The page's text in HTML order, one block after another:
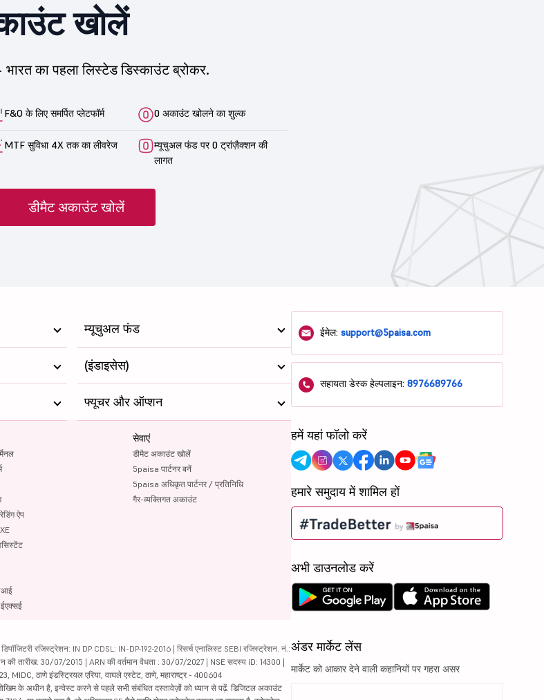
खोलें
भारत का पहला लिस्टेड डिस्काउंट ब्रोकर.
F&O के लिए समर्पित प्लेटफॉर्म 0 अकाउंट खोलने का शुल्क
MTF सुविधा 4X तक का लीवरेज
म्यूचुअल फंड पर 0 ट्रांज़ैक्शन की
लागत
डीमैट अकाउंट खोलें
म्यूचुअल फंड
(इंडाइसेस)
ऐप
ईएक्सई
सेवाएं
डीमैट अकाउंट खोलें
5paisa पार्टनर बनें
5paisa अधिकृत पार्टनर / प्रतिनिधि
गैर-व्यक्तिगत अकाउंट
फ्यूचर और ऑप्शन
रजिस्ट्रेशन: IN DP CDSL: IN-DP-192-2016 | रिसर्च एनालिस्ट SEBI रजिस्ट्रेशन. नं.:
तारीख: 30/07/2015 | ARN की वर्तमान वैधता : 30/07/2027 | NSE सदस्य ID: 14300 |
ठाणे इंडस्ट्रियल एरिया, वाघले एस्टेट, ठाणे, महाराष्ट्र - 400604
के अधीन है, इन्वेस्ट करने से पहले सभी संबंधित दस्तावेज़ों को ध्यान से पढ़ें. डिजिटल अकाउंट
ईमेल:support@5paisa.com
सहायता डेस्क हेल्पलाइन:8976689766
हमें यहां फॉलो करें
हमारे समुदाय में शामिल हों
अभी डाउनलोड करें
अंडर मार्केट लेंस
मार्केट को आकार देने वाली कहानियों पर गहरा असर